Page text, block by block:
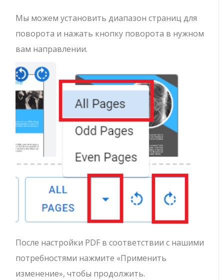
Мы можем установить диапазон страниц для
поворота и нажать кнопку поворота в нужном
вам направлении.
После настройки PDF в соответствии с нашими
потребностями нажмите «Применить
изменение», чтобы продолжить.